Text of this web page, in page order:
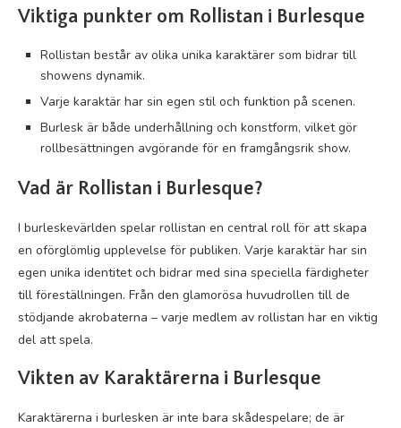
Viktiga punkter om Rollistan i Burlesque
Rollistan består av olika unika karaktärer som bidrar till
showens dynamik.
Varje karaktär har sin egen stil och funktion på scenen.
Burlesk är både underhållning och konstform, vilket gör
rollbesättningen avgörande för en framgångsrik show.
Vad är Rollistan i Burlesque?
I burleskevärlden spelar rollistan en central roll för att skapa
en oförglömlig upplevelse för publiken. Varje karaktär har sin
egen unika identitet och bidrar med sina speciella färdigheter
till föreställningen. Från den glamorösa huvudrollen till de
stödjande akrobaterna – varje medlem av rollistan har en viktig
del att spela.
Vikten av Karaktärerna i Burlesque
Karaktärerna i burlesken är inte bara skådespelare; de är